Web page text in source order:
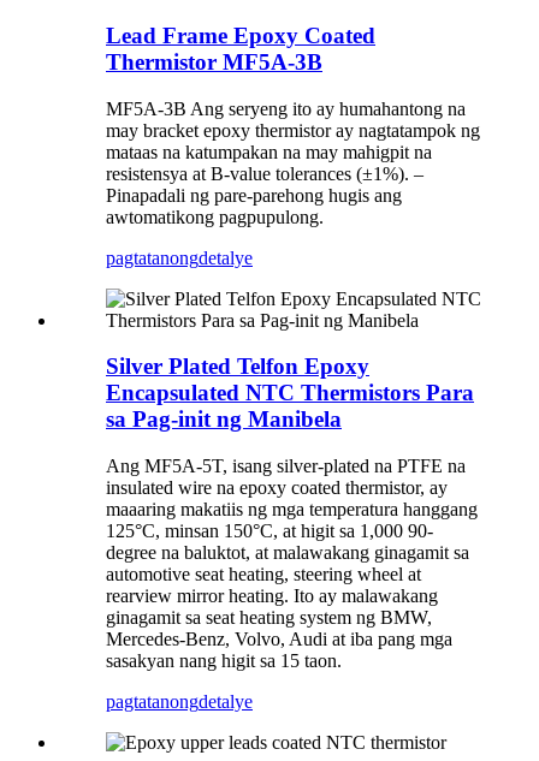
Lead Frame Epoxy Coated
Thermistor MF5A-3B
MF5A-3B Ang seryeng ito ay humahantong na
may bracket epoxy thermistor ay nagtatampok ng
mataas na katumpakan na may mahigpit na
resistensya at B-value tolerances (±1%). –
Pinapadali ng pare-parehong hugis ang
awtomatikong pagpupulong.
pagtatanongdetalye
Silver Plated Telfon Epoxy
Encapsulated NTC Thermistors Para
sa Pag-init ng Manibela
Ang MF5A-5T, isang silver-plated na PTFE na
insulated wire na epoxy coated thermistor, ay
maaaring makatiis ng mga temperatura hanggang
125°C, minsan 150°C, at higit sa 1,000 90-
degree na baluktot, at malawakang ginagamit sa
automotive seat heating, steering wheel at
rearview mirror heating. Ito ay malawakang
ginagamit sa seat heating system ng BMW,
Mercedes-Benz, Volvo, Audi at iba pang mga
sasakyan nang higit sa 15 taon.
pagtatanongdetalye